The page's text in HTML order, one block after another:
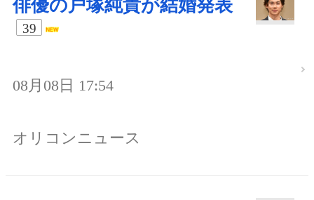
俳優の戸塚純貴が結婚発表
39
08月08日 17:54
オリコンニュース